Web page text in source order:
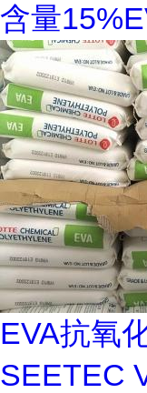
含量
EVA抗氧
SEETEC